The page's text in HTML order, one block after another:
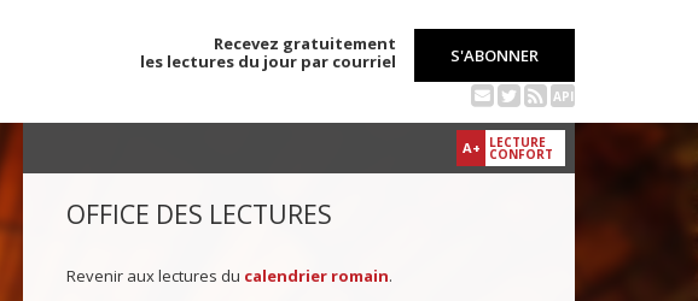
Recevez gratuitement
les lectures du jour par courriel
S'ABONNER
API
A+ LECTURE
CONFORT
OFFICE DES LECTURES
Revenir aux lectures du calendrier romain.